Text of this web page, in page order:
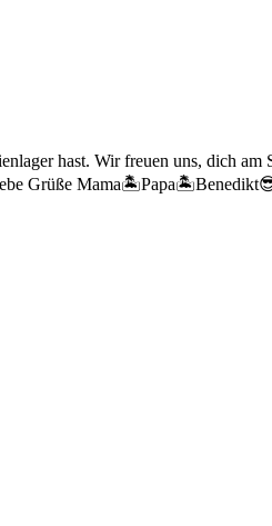
hast. Wir freuen uns, dich am
Grüße